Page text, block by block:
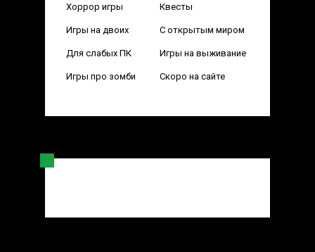
Хоррор игры Квесты
Игры на двоих С открытым миром
Для слабых ПК Игры на выживание
Игры про зомби Скоро на сайте